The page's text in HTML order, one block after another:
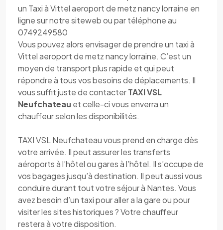
un Taxi à Vittel aeroport de metz nancy lorraine en
ligne sur notre siteweb ou par téléphone au
0749249580
Vous pouvez alors envisager de prendre un taxi à
Vittel aeroport de metz nancy lorraine. C’est un
moyen de transport plus rapide et qui peut
répondre à tous vos besoins de déplacements. Il
vous suffit juste de contacterTAXI VSL
Neufchateau et celle-ci vous enverra un
chauffeur selon les disponibilités.
TAXI VSL Neufchateau vous prend en charge dès
votre arrivée. Il peut assurer les transferts
aéroports à l’hôtel ou gares à l’hôtel. Il s’occupe de
vos bagages jusqu’à destination. Il peut aussi vous
conduire durant tout votre séjour à Nantes. Vous
avez besoin d’un taxi pour aller a la gare ou pour
visiter les sites historiques ? Votre chauffeur
restera à votre disposition.